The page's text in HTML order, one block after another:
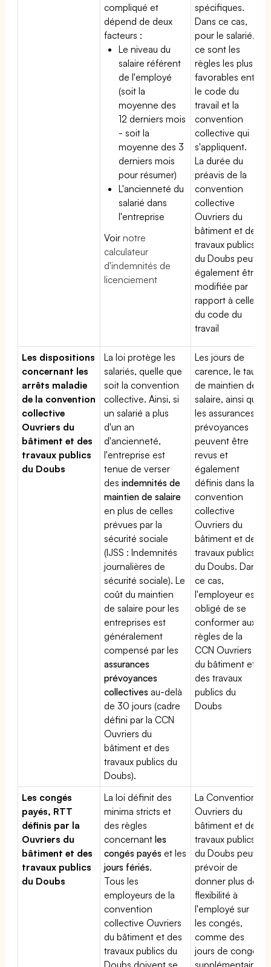
compliqué et
dépend de deux
facteurs :
Le niveau du
salaire référent
de l'employé
(soit la
moyenne des
12 derniers mois
- soit la
moyenne des 3
derniers mois
pour résumer)
L'ancienneté du
salarié dans
l'entreprise
Voirnotre
calculateur
d'indemnités de
licenciement
spécifiques.
Dans ce cas,
pour le salarié,
ce sont les
règles les plus
favorables entre
le code du
travail et la
convention
collective qui
s'appliquent.
La durée du
préavis de la
convention
collective
Ouvriers du
bâtiment et des
travaux publics
du Doubs peut
également être
modifiée par
rapport à celle
du code du
travail
Les dispositions
concernant les
arrêts maladie
de la convention
collective
Ouvriers du
bâtiment et des
travaux publics
du Doubs
La loi protège les
salariés, quelle que
soit la convention
collective. Ainsi, si
un salarié a plus
d'un an
d'ancienneté,
l'entreprise est
tenue de verser
desindemnités de
maintien de salaire
en plus de celles
prévues par la
sécurité sociale
(IJSS : Indemnités
journalières de
sécurité sociale). Le
coût du maintien
de salaire pour les
entreprises est
généralement
compensé par les
assurances
prévoyances
collectives au-delà
de 30 jours (cadre
défini par la CCN
Ouvriers du
bâtiment et des
travaux publics du
Doubs).
Les jours de
carence, le taux
de maintien de
salaire, ainsi que
les assurances
prévoyances
peuvent être
revus et
également
définis dans la
convention
collective
Ouvriers du
bâtiment et des
travaux publics
du Doubs. Dans
ce cas,
l'employeur est
obligé de se
conformer aux
règles de la
CCN Ouvriers
du bâtiment et
des travaux
publics du
Doubs
Les congés
payés, RTT
définis par la
Ouvriers du
bâtiment et des
travaux publics
du Doubs
La loi définit des
minima stricts et
des règles
concernantles
congés payés et les
jours fériés.
Tous les
employeurs de la
convention
collective Ouvriers
du bâtiment et des
travaux publics du
Doubs doivent se
La Convention
Ouvriers du
bâtiment et des
travaux publics
du Doubs peut
prévoir de
donner plus de
flexibilité à
l'employé sur
les congés,
comme des
jours de congé
supplémentaires